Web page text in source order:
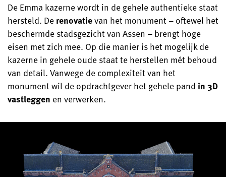
De Emma kazerne wordt in de gehele authentieke staat
hersteld. Derenovatievan het monument – oftewel het
beschermde stadsgezicht van Assen – brengt hoge
eisen met zich mee. Op die manier is het mogelijk de
kazerne in gehele oude staat te herstellen mét behoud
van detail. Vanwege de complexiteit van het
monument wil de opdrachtgever het gehele pand in 3D
vastleggen en verwerken.